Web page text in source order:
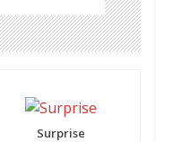
Surprise